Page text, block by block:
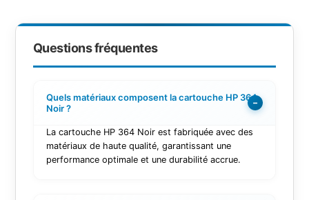
Questions fréquentes
Quels matériaux composent la cartouche HP 364
Noir ?
−
La cartouche HP 364 Noir est fabriquée avec des
matériaux de haute qualité, garantissant une
performance optimale et une durabilité accrue.